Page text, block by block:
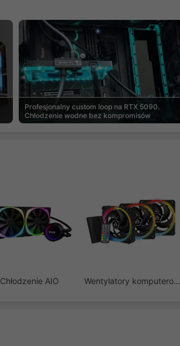
Profesjonalny custom loop na RTX 5090.
Chłodzenie wodne bez kompromisów
Chłodzenie AIO Wentylatory komputerowe